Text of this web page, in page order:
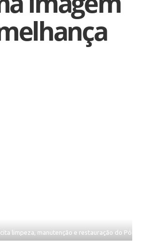
limpeza, manutenção e restauração do